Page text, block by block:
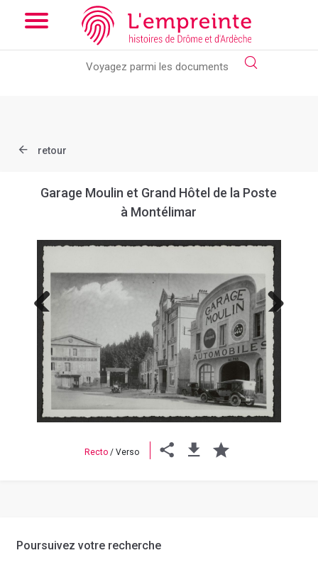
Array ( [slug] => document [ref] => B263626101_X21 )
the new slick-theme.css if you want the default styling
retour
Garage Moulin et Grand Hôtel de la Poste
à Montélimar
Previous Next
Recto / Verso
Poursuivez votre recherche